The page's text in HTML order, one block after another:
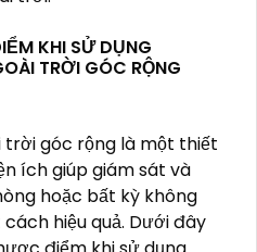
KHI SỬ DỤNG
TRỜI GÓC RỘNG
góc rộng là một thiết
ích giúp giám sát và
hoặc bất kỳ không
hiệu quả. Dưới đây